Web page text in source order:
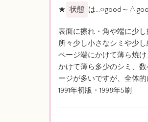
★ 状態 は…○good～
表面に擦れ・角や端に少
所々少し小さなシミや少し
ページ端にかけて薄ら焼
かけて薄ら多少のシミ、
ージが多いですが、全体
1991年初版・1998年5刷